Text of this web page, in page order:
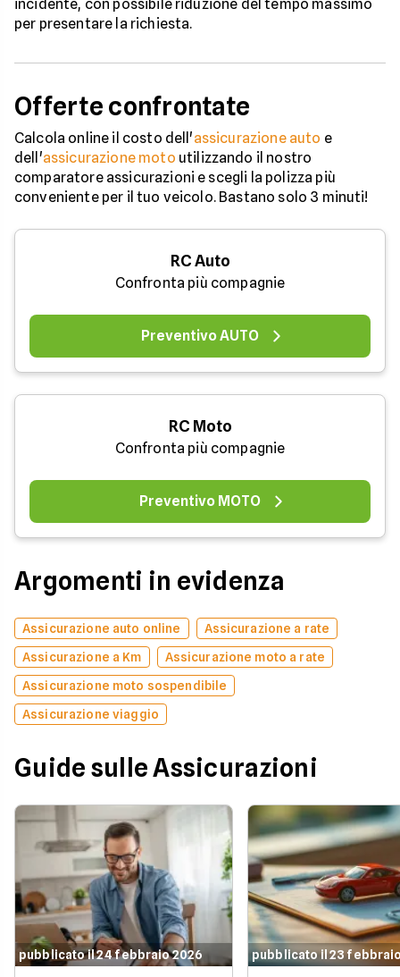
incidente, con possibile riduzione del tempo massimo
per presentare la richiesta.
Offerte confrontate
Calcola online il costo dell'assicurazione auto e
dell'assicurazione moto utilizzando il nostro
comparatore assicurazioni e scegli la polizza più
conveniente per il tuo veicolo. Bastano solo 3 minuti!
RC Auto
Confronta più compagnie
Preventivo AUTO
RC Moto
Confronta più compagnie
Preventivo MOTO
Argomenti in evidenza
Assicurazione auto online
Assicurazione a rate
Assicurazione a Km
Assicurazione moto a rate
Assicurazione moto sospendibile
Assicurazione viaggio
Guide sulle Assicurazioni
pubblicato il 24 febbraio 2026 pubblicato il 23